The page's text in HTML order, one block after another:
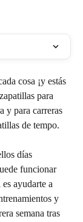
cosa ¡y estás
para
y para carreras
de tempo.
días
funcionar
ayudarte a
y
semana tras